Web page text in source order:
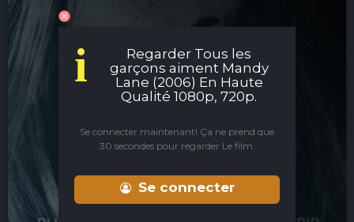
i
Regarder Tous les
garçons aiment Mandy
Lane (2006) En Haute
Qualité 1080p, 720p.
Se connecter maintenant! Ça ne prend que
30 secondes pour regarder Le film.
Se connecter